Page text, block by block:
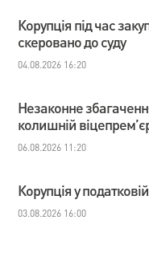
Корупція під час
скеровано до суду
04.08.2026 16:20
Незаконне
колишній
06.08.2026 11:20
Корупція у
03.08.2026 16:00